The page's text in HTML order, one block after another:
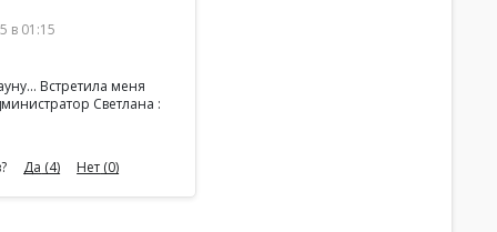
в 01:15
Встретила меня
Светлана :
подождать внутри?
и я в лёгкой курточке.
и ждите своего
ждите со двора , тут
Да (4) Нет (0)